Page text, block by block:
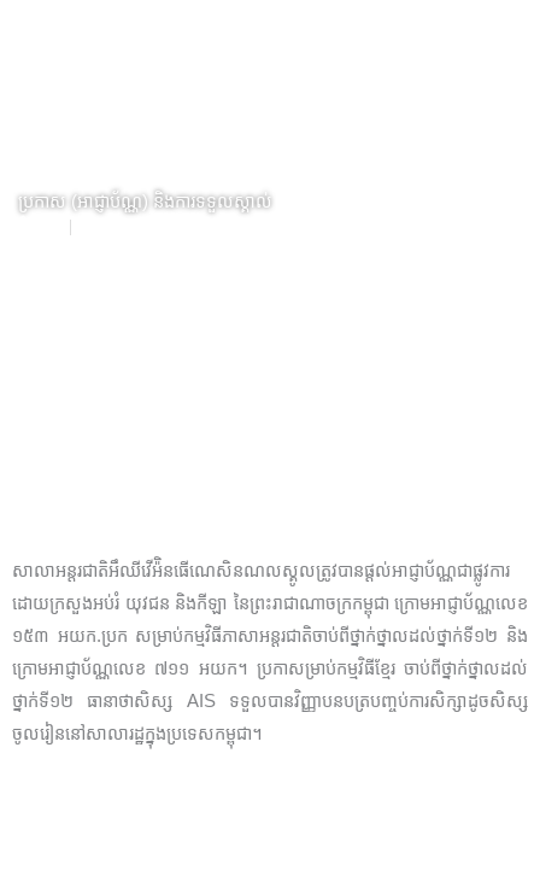
ប្រកាស (អាជ្ញាប័ណ្ណ) និងការទទួលស្គាល់
សាលាអន្តរជាតិអឹឈីវើអ៉ិនធើណេសិនណលស្គូលត្រូវបានផ្តល់អាជ្ញាប័ណ្ណជាផ្លូវការ
ដោយក្រសួងអប់រំ យុវជន និងកីឡា នៃព្រះរាជាណាចក្រកម្ពុជា ក្រោមអាជ្ញាប័ណ្ណលេខ
១៥៣ អយក.ប្រក សម្រាប់កម្មវិធីភាសាអន្តរជាតិចាប់ពីថ្នាក់ថ្នាលដល់ថ្នាក់ទី១២ និង
ក្រោមអាជ្ញាប័ណ្ណលេខ ៧១១ អយក។ ប្រកាសម្រាប់កម្មវិធីខ្មែរ ចាប់ពីថ្នាក់ថ្នាលដល់
ថ្នាក់ទី១២ ធានាថាសិស្ស AIS ទទួលបានវិញ្ញាបនបត្របញ្ចប់ការសិក្សាដូចសិស្ស
ចូលរៀននៅសាលារដ្ឋក្នុងប្រទេសកម្ពុជា។